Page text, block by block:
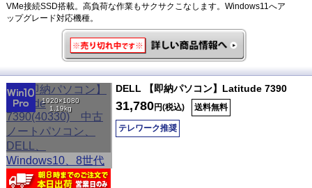
VMe接続SSD搭載。高負荷な作業もサクサクこなします。Windows11へア
ップグレード対応機種。
1920×1080
1.19kg
DELL 【即納パソコン】Latitude 7390
31,780円(税込) 送料無料
テレワーク推奨